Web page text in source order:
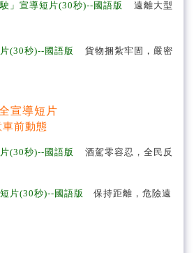
」宣導短片(30秒)--國語版
遠離大型
(30秒)--國語版 貨物捆紮牢固
，嚴密
宣導短片
(30秒)--國語版 酒駕零容忍 ，全民反
短片(30秒)--國語版
保持距離，危險遠